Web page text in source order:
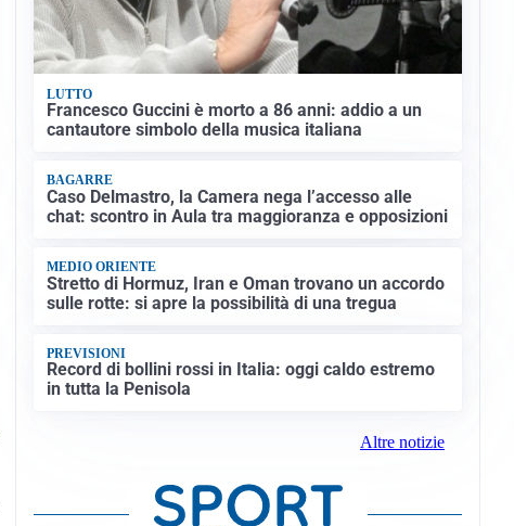
LUTTO
Francesco Guccini è morto a 86 anni: addio a un
cantautore simbolo della musica italiana
BAGARRE
Caso Delmastro, la Camera nega l’accesso alle
chat: scontro in Aula tra maggioranza e opposizioni
MEDIO ORIENTE
Stretto di Hormuz, Iran e Oman trovano un accordo
sulle rotte: si apre la possibilità di una tregua
PREVISIONI
Record di bollini rossi in Italia: oggi caldo estremo
in tutta la Penisola
Altre notizie